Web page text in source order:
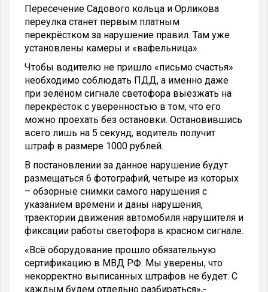
Пересечение Садового кольца и Орликова
переулка станет первым платным
перекрёстком за нарушение правил. Там уже
установлены камеры и «вафельница».
Чтобы водителю не пришло «письмо счастья»
необходимо соблюдать ПДД, а именно даже
при зелёном сигнале светофора выезжать на
перекрёсток с уверенностью в том, что его
можно проехать без остановки. Остановившись
всего лишь на 5 секунд, водитель получит
штраф в размере 1000 рублей.
В постановлении за данное нарушение будут
размещаться 6 фотографий, четыре из которых
– обзорные снимки самого нарушения с
указанием времени и даны нарушения,
траектории движения автомобиля нарушителя и
фиксации работы светофора в красном сигнале.
«Всё оборудование прошло обязательную
сертификацию в МВД РФ. Мы уверены, что
некорректно выписанных штрафов не будет. С
каждым будем отдельно разбираться»,-